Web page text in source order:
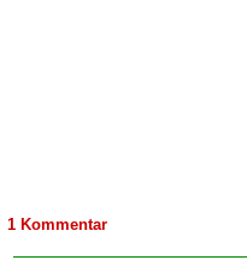
1 Kommentar